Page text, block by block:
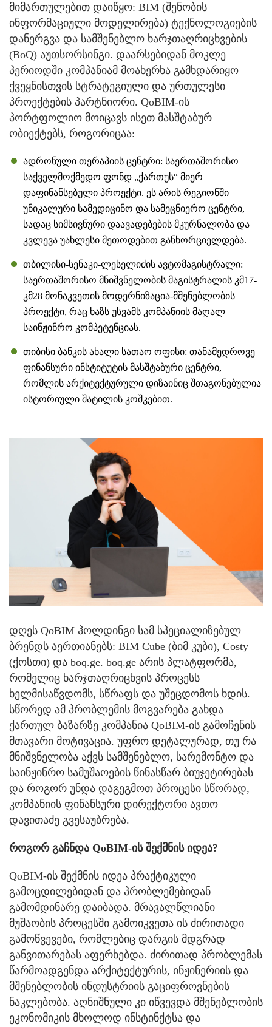
მიმართულებით დაიწყო: BIM (შენობის
ინფორმაციული მოდელირება) ტექნოლოგიების
დანერგვა და სამშენებლო ხარჯთაღრიცხვების
(BoQ) აუთსორსინგი. დაარსებიდან მოკლე
პერიოდში კომპანიამ მოახერხა გამხდარიყო
ქვეყნისთვის სტრატეგიული და ურთულესი
პროექტების პარტნიორი. QoBIM-ის
პორტფოლიო მოიცავს ისეთ მასშტაბურ
ობიექტებს, როგორიცაა:
ადრონული თერაპიის ცენტრი: საერთაშორისო
საქველმოქმედო ფონდ „ქართუს“ მიერ
დაფინანსებული პროექტი. ეს არის რეგიონში
უნიკალური სამედიცინო და სამეცნიერო ცენტრი,
სადაც სიმსივნური დაავადებების მკურნალობა და
კვლევა უახლესი მეთოდებით განხორციელდება.
თბილისი-სენაკი-ლესელიძის ავტომაგისტრალი:
საერთაშორისო მნიშვნელობის მაგისტრალის კმ17-
კმ28 მონაკვეთის მოდერნიზაცია-მშენებლობის
პროექტი, რაც ხაზს უსვამს კომპანიის მაღალ
საინჟინრო კომპეტენციას.
თიბისი ბანკის ახალი სათაო ოფისი: თანამედროვე
ფინანსური ინსტიტუტის მასშტაბური ცენტრი,
რომლის არქიტექტურული დიზაინიც შთაგონებულია
ისტორიული შატილის კოშკებით.
დღეს QoBIM ჰოლდინგი სამ სპეციალიზებულ
ბრენდს აერთიანებს: BIM Cube (ბიმ კუბი), Costy
(ქოსთი) და boq.ge. boq.ge არის პლატფორმა,
რომელიც ხარჯთაღრიცხვის პროცესს
ხელმისაწვდომს, სწრაფს და უშეცდომოს ხდის.
სწორედ ამ პრობლემის მოგვარება გახდა
ქართულ ბაზარზე კომპანია QoBIM-ის გამოჩენის
მთავარი მოტივაცია. უფრო დეტალურად, თუ რა
მნიშვნელობა აქვს სამშენებლო, სარემონტო და
საინჟინრო სამუშაოების წინასწარ ბიუჯეტირებას
და როგორ უნდა დაგეგმოთ პროცესი სწორად,
კომპანიის ფინანსური დირექტორი ავთო
დავითაძე გვესაუბრება.
როგორ გაჩნდა QoBIM-ის შექმნის იდეა?
QoBIM-ის შექმნის იდეა პრაქტიკული
გამოცდილებიდან და პრობლემებიდან
გამომდინარე დაიბადა. მრავალწლიანი
მუშაობის პროცესში გამოიკვეთა ის ძირითადი
გამოწვევები, რომლებიც დარგის მდგრად
განვითარებას აფერხებდა. ძირითად პრობლემას
წარმოადგენდა არქიტექტურის, ინჟინერიის და
მშენებლობის ინდუსტრიის გაციფროვნების
ნაკლებობა. აღნიშნული კი იწვევდა მშენებლობის
ეკონომიკის მხოლოდ ინსტინქტსა და